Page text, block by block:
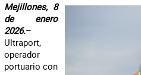
Mejillones, 8
de enero
2026.–
Ultraport,
operador
portuario con